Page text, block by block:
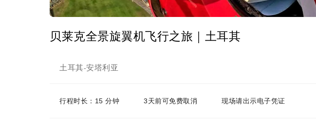
贝莱克全景旋翼机飞行之旅｜土耳其
土耳其-安塔利亚
行程时长：15 分钟 3天前可免费取消 现场请出示电子凭证